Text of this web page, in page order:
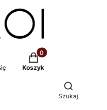
Produkty w
Koszyk
Otwórz
Szukaj